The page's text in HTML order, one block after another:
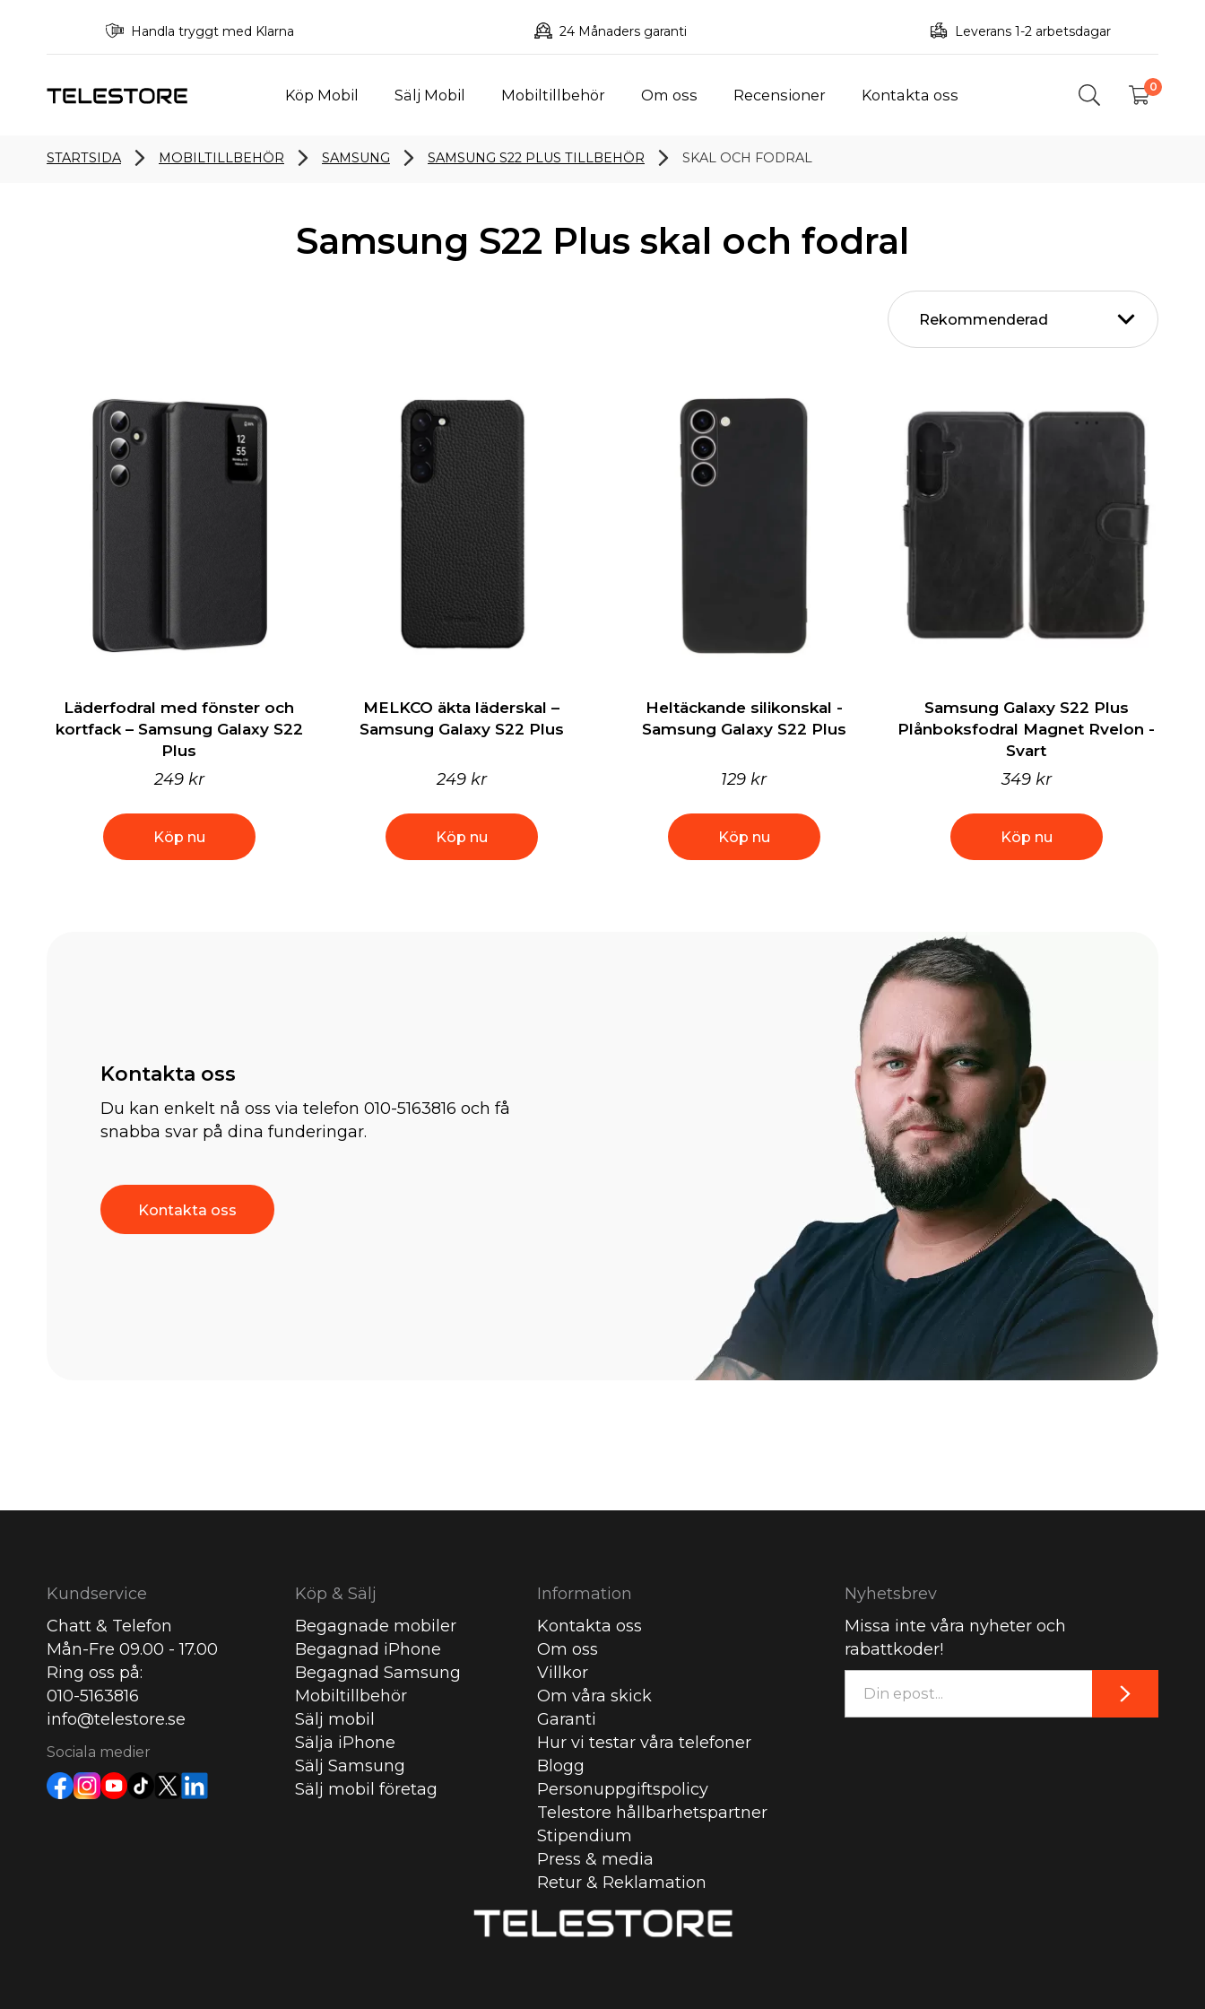
Handla tryggt med Klarna 24 Månaders garanti Leverans 1-2 arbetsdagar
Köp Mobil Sälj Mobil Mobiltillbehör Om oss Recensioner Kontakta oss 0
STARTSIDA MOBILTILLBEHÖR SAMSUNG SAMSUNG S22 PLUS TILLBEHÖR SKAL OCH FODRAL
Samsung S22 Plus skal och fodral
Läderfodral med fönster och
kortfack – Samsung Galaxy S22
Plus
249 kr
Köp nu
MELKCO äkta läderskal –
Samsung Galaxy S22 Plus
249 kr
Köp nu
Heltäckande silikonskal -
Samsung Galaxy S22 Plus
129 kr
Köp nu
Samsung Galaxy S22 Plus
Plånboksfodral Magnet Rvelon -
Svart
349 kr
Köp nu
Kontakta oss
Du kan enkelt nå oss via telefon 010-5163816 och få
snabba svar på dina funderingar.
Kontakta oss
Kundservice
Chatt & Telefon
Mån-Fre 09.00 - 17.00
Ring oss på:
010-5163816
info@telestore.se
Sociala medier
Köp & Sälj
Begagnade mobiler
Begagnad iPhone
Begagnad Samsung
Mobiltillbehör
Sälj mobil
Sälja iPhone
Sälj Samsung
Sälj mobil företag
Information
Kontakta oss
Om oss
Villkor
Om våra skick
Garanti
Hur vi testar våra telefoner
Blogg
Personuppgiftspolicy
Telestore hållbarhetspartner
Stipendium
Press & media
Retur & Reklamation
Nyhetsbrev
Missa inte våra nyheter och
rabattkoder!